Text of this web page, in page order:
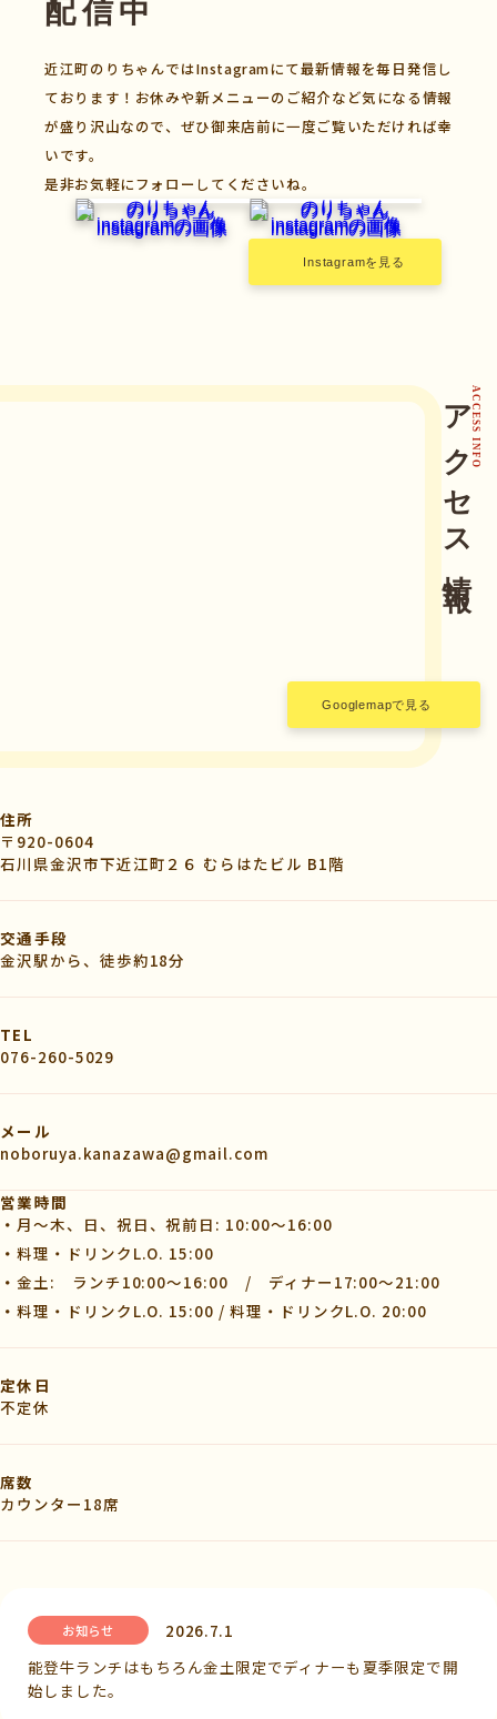
配信中
近江町のりちゃんではInstagramにて最新情報を毎日発信し
ております！お休みや新メニューのご紹介など気になる情報
が盛り沢山なので、ぜひ御来店前に一度ご覧いただければ幸
いです。
是非お気軽にフォローしてくださいね。
Instagramを見る
ACCESS INFO
アクセス情報
Googlemapで見る
住所
〒920-0604
石川県金沢市下近江町２６ むらはたビル B1階
交通手段
金沢駅から、徒歩約18分
TEL
076-260-5029
メール
noboruya.kanazawa@gmail.com
営業時間
月～木、日、祝日、祝前日: 10:00～16:00
料理・ドリンクL.O. 15:00
金土: ランチ10:00～16:00 / ディナー17:00〜21:00
料理・ドリンクL.O. 15:00 / 料理・ドリンクL.O. 20:00
定休日
不定休
席数
カウンター18席
お知らせ
2026.7.1
能登牛ランチはもちろん金土限定でディナーも夏季限定で開
始しました。